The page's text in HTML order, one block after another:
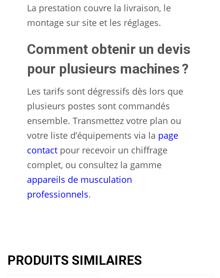
La prestation couvre la livraison, le
montage sur site et les réglages.
Comment obtenir un devis
pour plusieurs machines ?
Les tarifs sont dégressifs dès lors que
plusieurs postes sont commandés
ensemble. Transmettez votre plan ou
votre liste d’équipements via la page
contact pour recevoir un chiffrage
complet, ou consultez la gamme
appareils de musculation
professionnels.
PRODUITS SIMILAIRES